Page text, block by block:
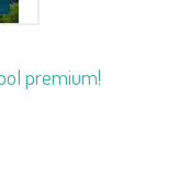
premium!